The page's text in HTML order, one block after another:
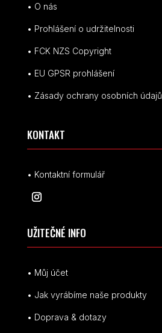
• O nás
• Prohlášení o udržitelnosti
• FCK NZS Copyright
• EU GPSR prohlášení
• Zásady ochrany osobních údajů
KONTAKT
• Kontaktní formulář
UŽITEČNÉ INFO
• Můj účet
• Jak vyrábíme naše produkty
• Doprava & dotazy